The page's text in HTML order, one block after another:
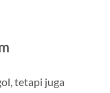
tetapi juga